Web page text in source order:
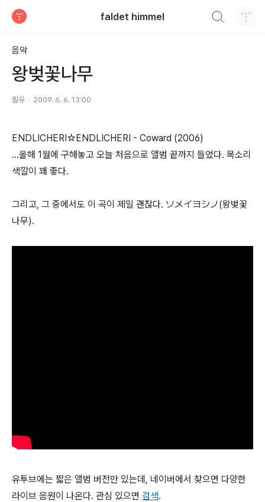
faldet himmel
음악
왕벚꽃나무
필유 2009. 6. 6. 13:00
ENDLICHERI☆ENDLICHERI - Coward (2006)
...올해 1월에 구해놓고 오늘 처음으로 앨범 끝까지 들었다. 목소리
색깔이 꽤 좋다.
그리고, 그 중에서도 이 곡이 제일 괜찮다. ソメイヨシノ(왕벚꽃
나무).
유투브에는 짧은 앨범 버전만 있는데, 네이버에서 찾으면 다양한
라이브 음원이 나온다. 관심 있으면 검색.